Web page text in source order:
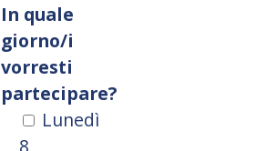
In quale
giorno/i
vorresti
partecipare?
Lunedì
8